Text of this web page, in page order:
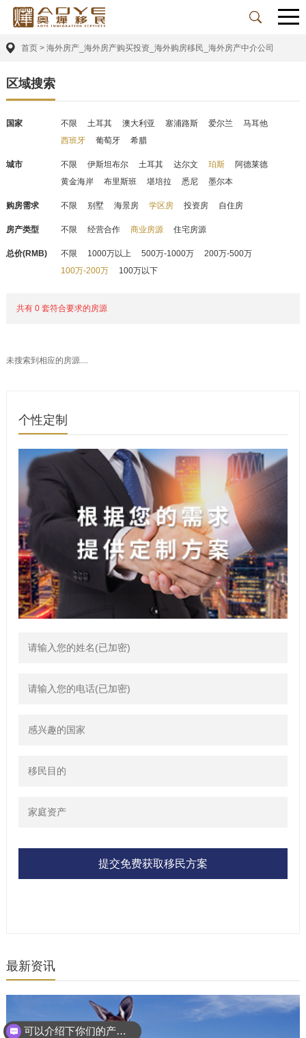
首页 > 海外房产_海外房产购买投资_海外购房移民_海外房产中介公司
区域搜索
国家 不限 土耳其 澳大利亚 塞浦路斯 爱尔兰
马耳他
西班牙
葡萄牙 希腊
城市 不限 伊斯坦布尔 土耳其 达尔文 珀斯
阿德莱德
黄金海岸
布里斯班 堪培拉 悉尼 墨尔本
购房需求 不限 别墅 海景房 学区房 投资房 自住房
房产类型 不限 经营合作 商业房源 住宅房源
总价(RMB) 不限 1000万以上 500万-1000万
200万-500万
100万-200万
100万以下
共有 0 套符合要求的房源
未搜索到相应的房源....
个性定制
提交免费获取移民方案
最新资讯
可以介绍下你们的产品么？